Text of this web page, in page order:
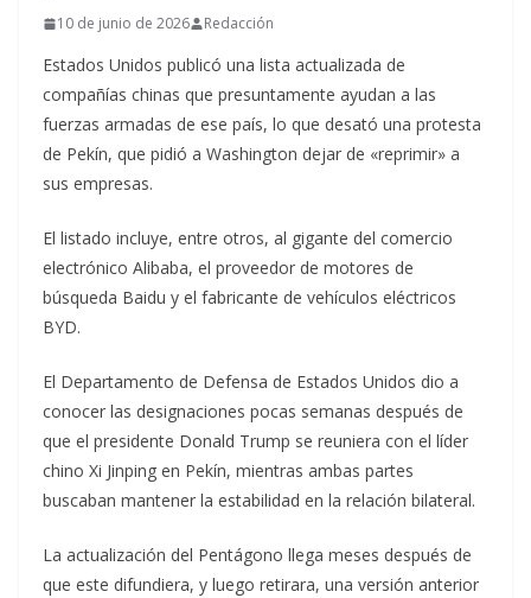
10 de junio de 2026 Redacción
Estados Unidos publicó una lista actualizada de
compañías chinas que presuntamente ayudan a las
fuerzas armadas de ese país, lo que desató una protesta
de Pekín, que pidió a Washington dejar de «reprimir» a
sus empresas.
El listado incluye, entre otros, al gigante del comercio
electrónico Alibaba, el proveedor de motores de
búsqueda Baidu y el fabricante de vehículos eléctricos
BYD.
El Departamento de Defensa de Estados Unidos dio a
conocer las designaciones pocas semanas después de
que el presidente Donald Trump se reuniera con el líder
chino Xi Jinping en Pekín, mientras ambas partes
buscaban mantener la estabilidad en la relación bilateral.
La actualización del Pentágono llega meses después de
que este difundiera, y luego retirara, una versión anterior